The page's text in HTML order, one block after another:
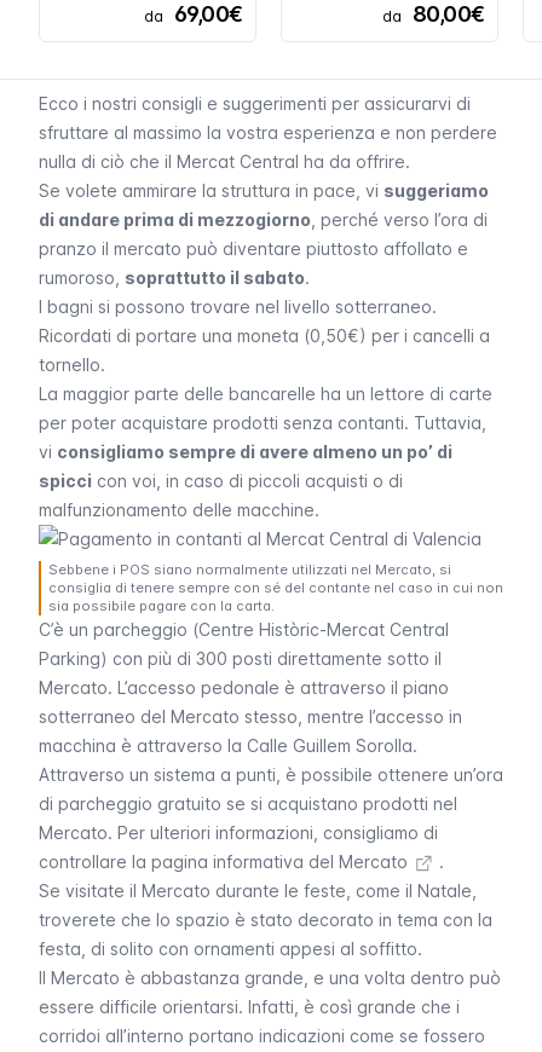
da 69,00€ da 80,00€
Ecco i nostri consigli e suggerimenti per assicurarvi di
sfruttare al massimo la vostra esperienza e non perdere
nulla di ciò che il Mercat Central ha da offrire.
Se volete ammirare la struttura in pace, vi suggeriamo
di andare prima di mezzogiorno , perché verso l’ora di
pranzo il mercato può diventare piuttosto affollato e
rumoroso, soprattutto il sabato.
I bagni si possono trovare nel livello sotterraneo.
Ricordati di portare una moneta (0,50€) per i cancelli a
tornello.
La maggior parte delle bancarelle ha un lettore di carte
per poter acquistare prodotti senza contanti. Tuttavia,
vi consigliamo sempre di avere almeno un po’ di
spicci con voi, in caso di piccoli acquisti o di
malfunzionamento delle macchine.
Sebbene i POS siano normalmente utilizzati nel Mercato, si
consiglia di tenere sempre con sé del contante nel caso in cui non
sia possibile pagare con la carta.
C’è un parcheggio (Centre Històric-Mercat Central
Parking) con più di 300 posti direttamente sotto il
Mercato. L’accesso pedonale è attraverso il piano
sotterraneo del Mercato stesso, mentre l’accesso in
macchina è attraverso la Calle Guillem Sorolla.
Attraverso un sistema a punti, è possibile ottenere un’ora
di parcheggio gratuito se si acquistano prodotti nel
Mercato. Per ulteriori informazioni, consigliamo di
controllare la pagina informativa del Mercato
.
Se visitate il Mercato durante le feste, come il Natale,
troverete che lo spazio è stato decorato in tema con la
festa, di solito con ornamenti appesi al soffitto.
Il Mercato è abbastanza grande, e una volta dentro può
essere difficile orientarsi. Infatti, è così grande che i
corridoi all’interno portano indicazioni come se fossero